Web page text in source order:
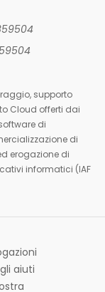
supporto
Cloud offerti dai
di
di
erogazione di
informatici (IAF
aiuti